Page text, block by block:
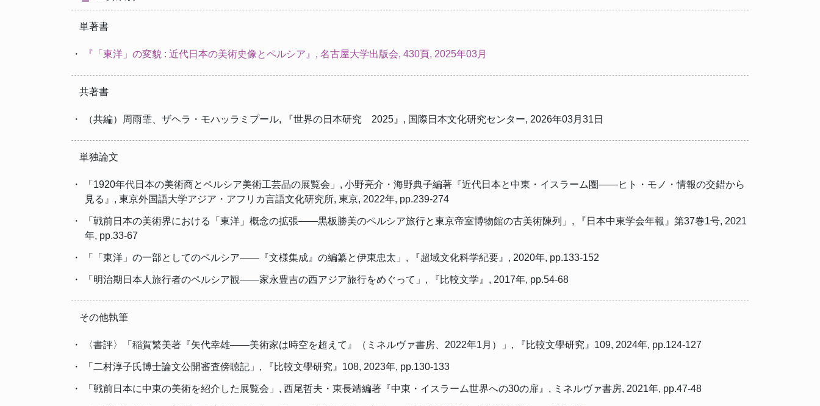
単著書
・ 『「東洋」の変貌 : 近代日本の美術史像とペルシア』, 名古屋大学出版会, 430頁, 2025年03月
共著書
・ （共編）周雨霏、ザヘラ・モハッラミプール, 『世界の日本研究 2025』, 国際日本文化研究センター, 2026年03月31日
単独論文
・ 「1920年代日本の美術商とペルシア美術工芸品の展覧会」, 小野亮介・海野典子編著『近代日本と中東・イスラーム圏――ヒト・モノ・情報の交錯から
見る』, 東京外国語大学アジア・アフリカ言語文化研究所, 東京, 2022年, pp.239-274
・ 「戦前日本の美術界における「東洋」概念の拡張――黒板勝美のペルシア旅行と東京帝室博物館の古美術陳列」, 『日本中東学会年報』第37巻1号, 2021
年, pp.33-67
・ 「「東洋」の一部としてのペルシア――『文様集成』の編纂と伊東忠太」, 『超域文化科学紀要』, 2020年, pp.133-152
・ 「明治期日本人旅行者のペルシア観――家永豊吉の西アジア旅行をめぐって」, 『比較文学』, 2017年, pp.54-68
その他執筆
・ 〈書評〉「稲賀繁美著『矢代幸雄――美術家は時空を超えて』（ミネルヴァ書房、2022年1月）」, 『比較文學研究』109, 2024年, pp.124-127
・ 「二村淳子氏博士論文公開審査傍聴記」, 『比較文學研究』108, 2023年, pp.130-133
・ 「戦前日本に中東の美術を紹介した展覧会」, 西尾哲夫・東長靖編著『中東・イスラーム世界への30の扉』, ミネルヴァ書房, 2021年, pp.47-48